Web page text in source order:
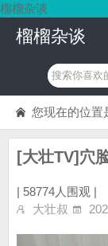
榴榴杂谈
榴榴杂谈
您现在的位置
[大壮TV]穴
| 58774人围观 |
大壮叔